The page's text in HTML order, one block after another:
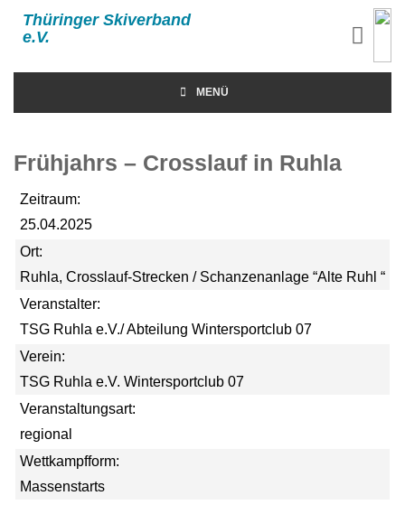
Thüringer Skiverband
e.V.
MENÜ
Frühjahrs – Crosslauf in Ruhla
Zeitraum:
25.04.2025
Ort:
Ruhla, Crosslauf-Strecken / Schanzenanlage “Alte Ruhl “
Veranstalter:
TSG Ruhla e.V./ Abteilung Wintersportclub 07
Verein:
TSG Ruhla e.V. Wintersportclub 07
Veranstaltungsart:
regional
Wettkampfform:
Massenstarts